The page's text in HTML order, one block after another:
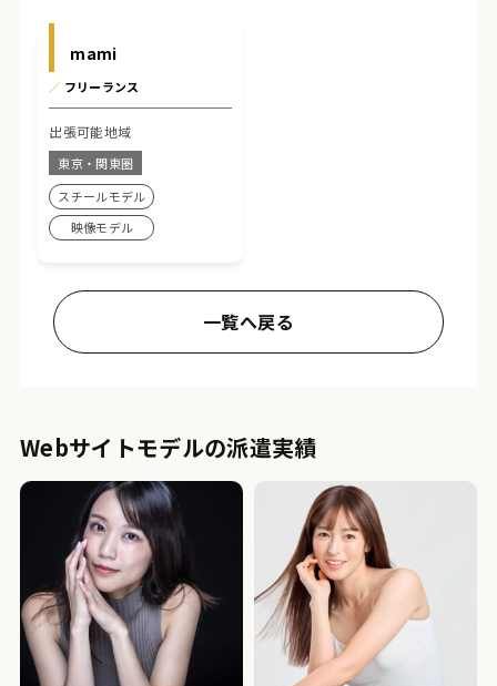
mami
／ フリーランス
出張可能地域
東京・関東圏
スチールモデル
映像モデル
一覧へ戻る
Webサイトモデルの派遣実績